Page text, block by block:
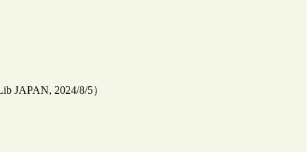
JAPAN, 2024/8/5）